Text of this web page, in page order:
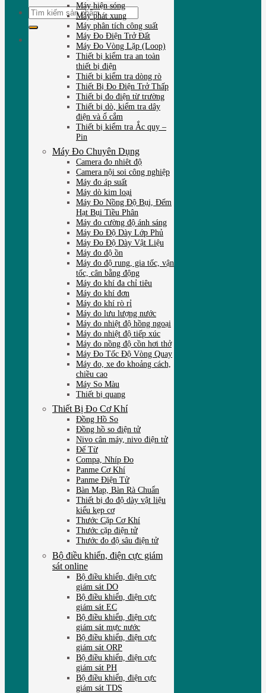
Tìm
kiếm:
Máy hiện sóng
Máy phát xung
Máy phân tích công suất
Máy Đo Điện Trở Đất
Máy Đo Vòng Lặp (Loop)
Thiết bị kiểm tra an toàn
thiết bị điện
Thiết bị kiểm tra dòng rò
Thiết Bị Đo Điện Trở Thấp
Thiết bị đo điện từ trường
Thiết bị dò, kiểm tra dây
điện và ổ cắm
Thiết bị kiểm tra Ắc quy –
Pin
Máy Đo Chuyên Dụng
Camera đo nhiêt độ
Camera nội soi công nghiệp
Máy đo áp suất
Máy dò kim loại
Máy Đo Nồng Độ Bụi, Đếm
Hạt Bụi Tiều Phân
Máy đo cường độ ánh sáng
Máy Đo Độ Dày Lớp Phủ
Máy Đo Độ Dày Vật Liệu
Máy đo độ ồn
Máy đo độ rung, gia tốc, vận
tốc, cân bằng động
Máy đo khí đa chỉ tiêu
Máy đo khí đơn
Máy đo khí rò rỉ
Máy đo lưu lượng nước
Máy đo nhiệt độ hồng ngoại
Máy đo nhiệt độ tiếp xúc
Máy đo nồng độ cồn hơi thở
Máy Đo Tốc Độ Vòng Quay
Máy đo, xe đo khoảng cách,
chiều cao
Máy So Màu
Thiết bị quang
Thiết Bị Đo Cơ Khí
Đồng Hồ So
Đồng hồ so điện tử
Nivo cân máy, nivo điện tử
Đế Từ
Compa, Nhíp Đo
Panme Cơ Khí
Panme Điện Tử
Bàn Map, Bàn Rà Chuẩn
Thiết bị đo độ dày vật liệu
kiểu kẹp cơ
Thước Cặp Cơ Khí
Thước cặp điện tử
Thước đo độ sâu điện tử
Bộ điều khiển, điện cực giám
sát online
Bộ điều khiển, điện cực
giám sát DO
Bộ điều khiển, điện cực
giám sát EC
Bộ điều khiển, điện cực
giám sát mực nước
Bộ điều khiển, điện cực
giám sát ORP
Bộ điều khiển, điện cực
giám sát PH
Bộ điều khiển, điện cực
giám sát TDS